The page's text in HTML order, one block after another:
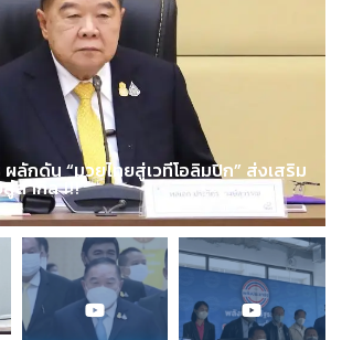
ลักดัน “มวยไทยสู่เวทีโอลิมปิก” ส่งเสริม
สากล !!!